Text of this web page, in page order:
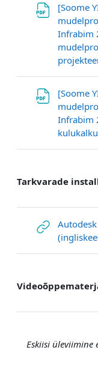
[Soome
Infrabim
[Soome
Infrabim
Tarkvarade
Eskiisi